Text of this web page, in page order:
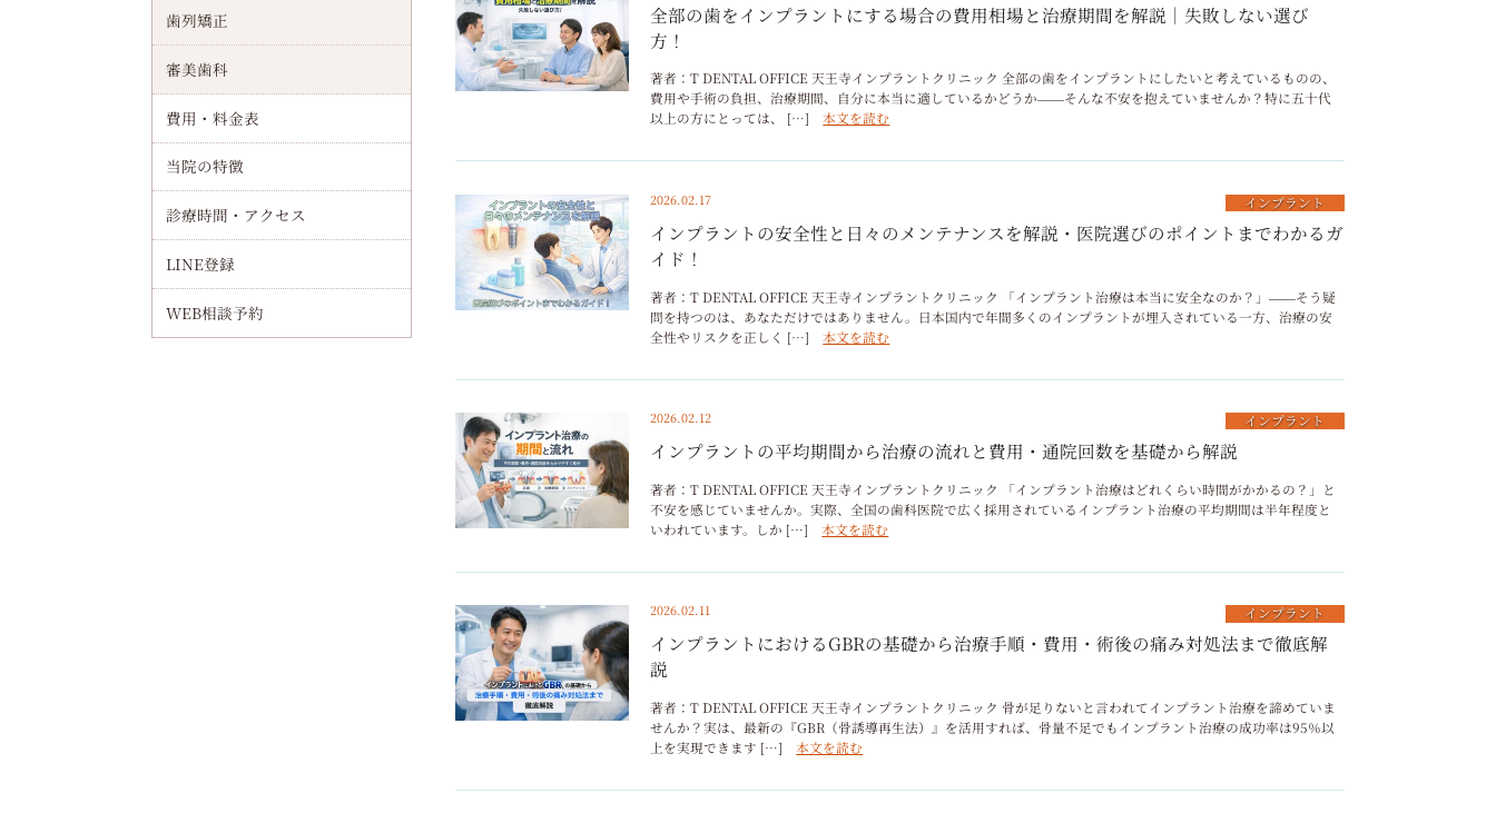
全部の歯をインプラントにする場合の費用相場と治療期間を解説｜失敗しない選び
方！
著者：T DENTAL OFFICE 天王寺インプラントクリニック 全部の歯をインプラントにしたいと考えているものの、
費用や手術の負担、治療期間、自分に本当に適しているかどうか――そんな不安を抱えていませんか？特に五十代
以上の方にとっては、 […]本文を読む
2026.02.17
インプラントの安全性と日々のメンテナンスを解説・医院選びのポイントまでわかるガ
イド！
著者：T DENTAL OFFICE 天王寺インプラントクリニック 「インプラント治療は本当に安全なのか？」――そう疑
問を持つのは、あなただけではありません。日本国内で年間多くのインプラントが埋入されている一方、治療の安
全性やリスクを正しく […]本文を読む
インプラント
2026.02.12
インプラントの平均期間から治療の流れと費用・通院回数を基礎から解説
著者：T DENTAL OFFICE 天王寺インプラントクリニック 「インプラント治療はどれくらい時間がかかるの？」と
不安を感じていませんか。実際、全国の歯科医院で広く採用されているインプラント治療の平均期間は半年程度と
いわれています。しか […]本文を読む
インプラント
2026.02.11
インプラントにおけるGBRの基礎から治療手順・費用・術後の痛み対処法まで徹底解
説
著者：T DENTAL OFFICE 天王寺インプラントクリニック 骨が足りないと言われてインプラント治療を諦めていま
せんか？実は、最新の『GBR（骨誘導再生法）』を活用すれば、骨量不足でもインプラント治療の成功率は95％以
上を実現できます […]本文を読む
インプラント
歯列矯正
審美歯科
費用・料金表
当院の特徴
診療時間・アクセス
LINE登録
WEB相談予約